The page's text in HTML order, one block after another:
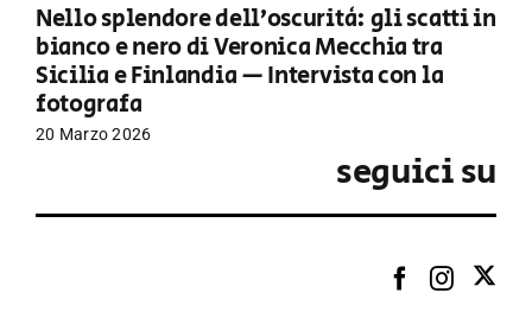
Nello splendore dell’oscurità: gli scatti in
bianco e nero di Veronica Mecchia tra
Sicilia e Finlandia — Intervista con la
fotografa
20 Marzo 2026
seguici su